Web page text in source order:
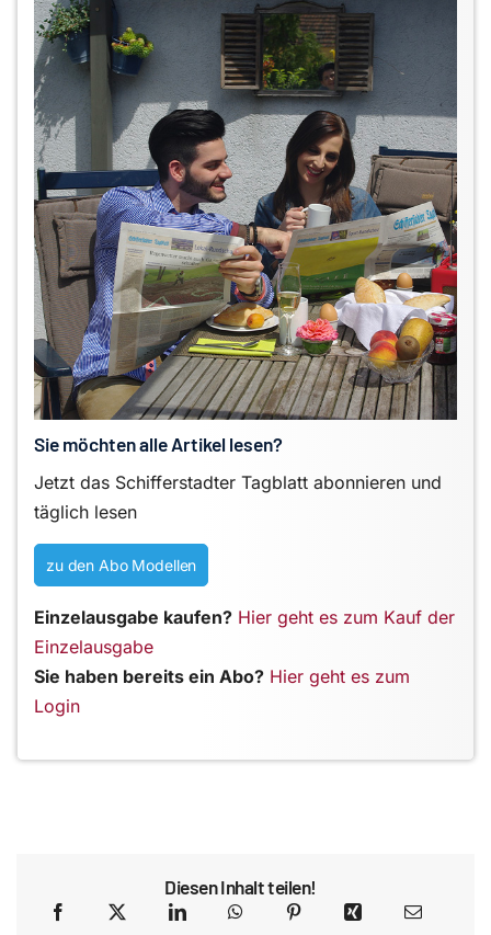
Sie möchten alle Artikel lesen?
Jetzt das Schifferstadter Tagblatt abonnieren und
täglich lesen
zu den Abo Modellen
Einzelausgabe kaufen? Hier geht es zum Kauf der
Einzelausgabe
Sie haben bereits ein Abo? Hier geht es zum
Login
Diesen Inhalt teilen!